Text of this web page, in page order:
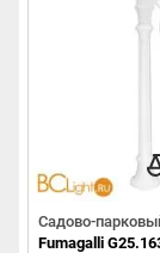
Садово-
Fumagalli